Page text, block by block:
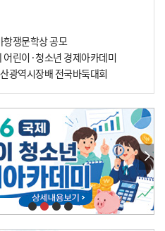
항쟁문학상 공모
어린이·청소년 경제아카데미
광역시장배 전국바둑대회